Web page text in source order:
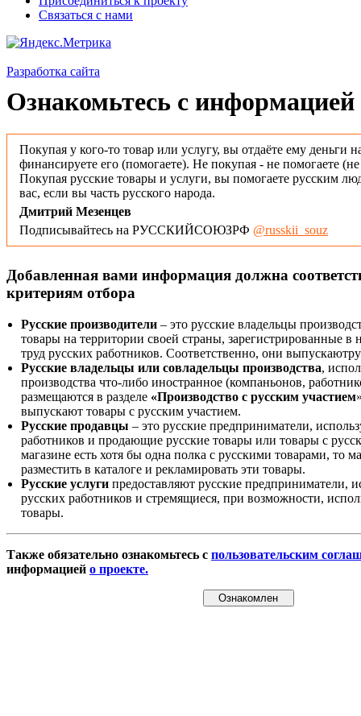
Связаться с нами
Разработка сайта
Ознакомьтесь с информацией
Покупая у кого-то товар или услугу, вы отдаёте ему деньги
финансируете его (помогаете). Не покупая - не помогаете
Покупая русские товары и услуги, вы помогаете русским
вас, если вы часть русского народа.
Дмитрий Мезенцев
Подписывайтесь на РУССКИЙСОЮЗРФ @russkii_souz
Добавленная вами информация должна
критериям отбора
Русские производители – это русские владельцы
товары на территории своей страны, зарегистрированные
труд русских работников. Соответственно, они
Русские владельцы или совладельцы производства,
производства что-либо иностранное (компаньонов,
размещаются в разделе «Производство с русским участием
выпускают товары с русским участием.
Русские продавцы – это русские предприниматели,
работников и продающие русские товары или товары с
магазине есть хотя бы одна полка с русскими товарами, то
разместить в каталоге и рекламировать эти товары.
Русские услуги предоставляют русские предприниматели,
русских работников и стремящиеся, при возможности,
товары.
Также обязательно ознакомьтесь с пользовательским
информацией о проекте.
Ознакомлен